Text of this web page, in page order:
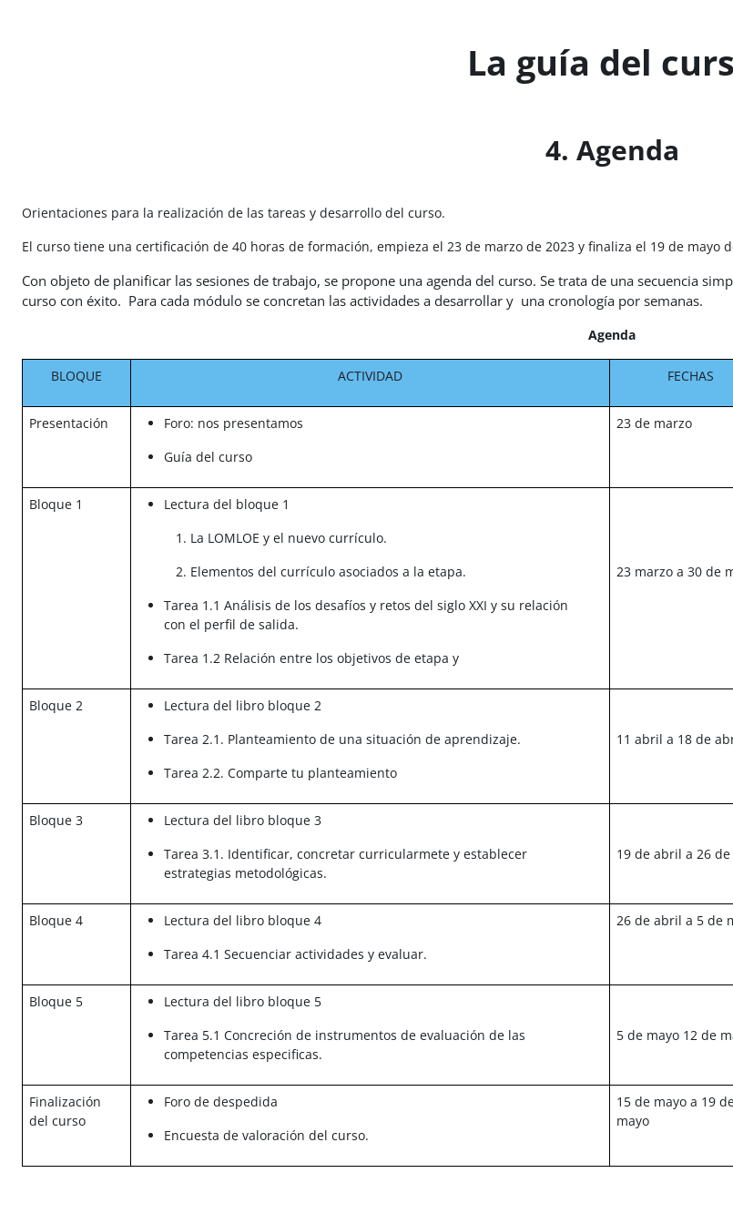
La guía del
4. Agenda
Orientaciones para la realización de las tareas y desarrollo del curso.
El curso tiene una certificación de 40 horas de formación, empieza el 23 de marzo de 2023 y finaliza el 19 de mayo
Con objeto de planificar las sesiones de trabajo, se propone una agenda del curso. Se trata de una secuencia
curso con éxito. Para cada módulo se concretan las actividades a desarrollar y una cronología por semanas.
Agenda
BLOQUE ACTIVIDAD FECHAS
Presentación
Foro: nos presentamos
Guía del curso
23 de marzo
Bloque 1
Lectura del bloque 1
La LOMLOE y el nuevo currículo.
Elementos del currículo asociados a la etapa.
Tarea 1.1 Análisis de los desafíos y retos del siglo XXI y su relación
con el perfil de salida.
Tarea 1.2 Relación entre los objetivos de etapa y
23 marzo a 30 de
Bloque 2
Lectura del libro bloque 2
Tarea 2.1. Planteamiento de una situación de aprendizaje.
Tarea 2.2. Comparte tu planteamiento
11 abril a 18 de
Bloque 3
Lectura del libro bloque 3
Tarea 3.1. Identificar, concretar curricularmete y establecer
estrategias metodológicas.
19 de abril a 26
Bloque 4
Lectura del libro bloque 4
Tarea 4.1 Secuenciar actividades y evaluar.
26 de abril a 5 de
Bloque 5
Lectura del libro bloque 5
Tarea 5.1 Concreción de instrumentos de evaluación de las
competencias especificas.
5 de mayo 12 de
Finalización
del curso
Foro de despedida
Encuesta de valoración del curso.
15 de mayo a 19
mayo